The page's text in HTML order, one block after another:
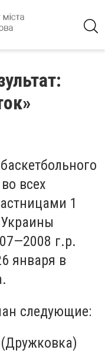
всех
1
г.р.
января в
следующие: